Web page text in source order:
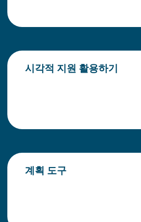
시각적 지원 활용하기
계획 도구